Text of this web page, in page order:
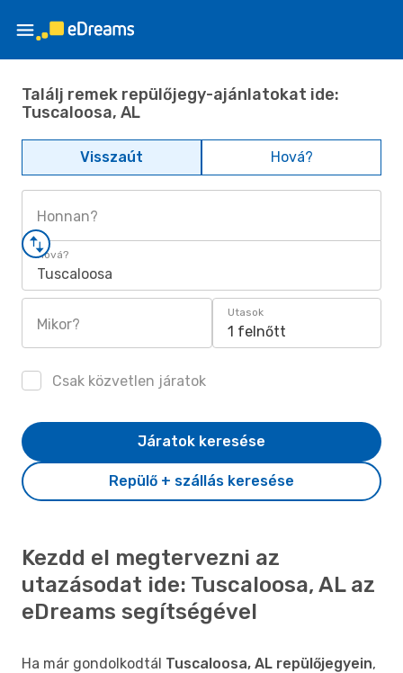
Találj remek repülőjegy-ajánlatokat ide:
Tuscaloosa, AL
Visszaút Hová?
Honnan?
Hová?
Tuscaloosa
Mikor?
Utasok
1 felnőtt
Csak közvetlen járatok
Repülő + szállás keresése
Járatok keresése
Kezdd el megtervezni az
utazásodat ide: Tuscaloosa, AL az
eDreams segítségével
Ha már gondolkodtál Tuscaloosa, AL repülőjegyein,